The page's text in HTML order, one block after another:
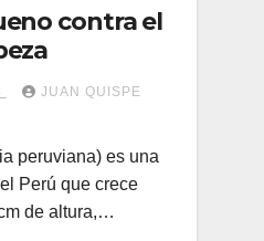
contra el
JUAN QUISPE
peruviana) es una
Perú que crece
de altura,…